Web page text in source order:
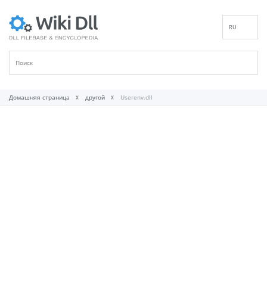
RU
Домашняя страница другой Userenv.dll